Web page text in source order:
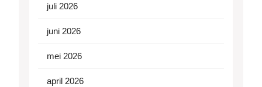
juli 2026
juni 2026
mei 2026
april 2026